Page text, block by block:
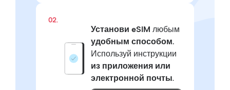
02.
Установи eSIM любым
удобным способом.
Используй инструкции
из приложения или
электронной почты.